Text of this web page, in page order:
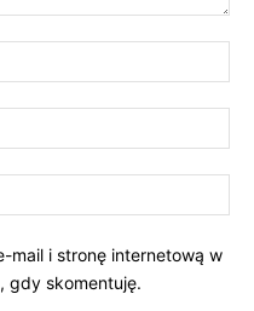
mail i stronę internetową w
gdy skomentuję.